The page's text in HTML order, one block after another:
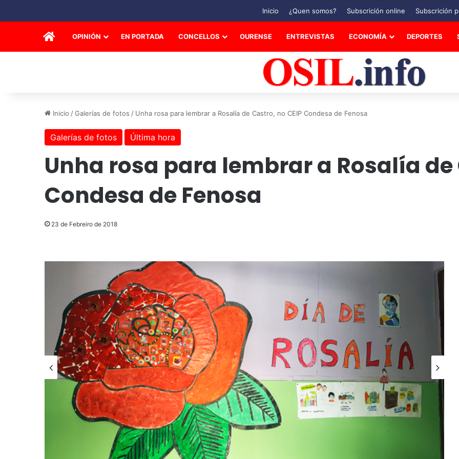
Inicio ¿Quen somos? Subscrición online Subscrición
INICIOOPINIÓN EN PORTADA CONCELLOS OURENSE ENTREVISTAS ECONOMÍA DEPORTES
Inicio /Galerías de fotos / Unha rosa para lembrar a Rosalía de Castro, no CEIP Condesa de Fenosa
Galerías de fotos Última hora
Unha rosa para lembrar a Rosalía de
Condesa de Fenosa
23 de Febreiro de 2018